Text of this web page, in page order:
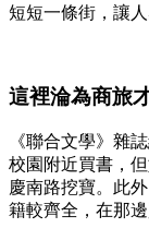
短短一條街，讓
這裡淪為商旅
《聯合文學》雜
校園附近買書，
慶南路挖寶。此
籍較齊全，在那